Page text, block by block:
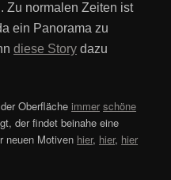
Zu normalen Zeiten ist
ein Panorama zu
diese Story dazu
Oberflächeimmer schöne
der findet beinahe eine
neuen Motiven hier, hier, hier